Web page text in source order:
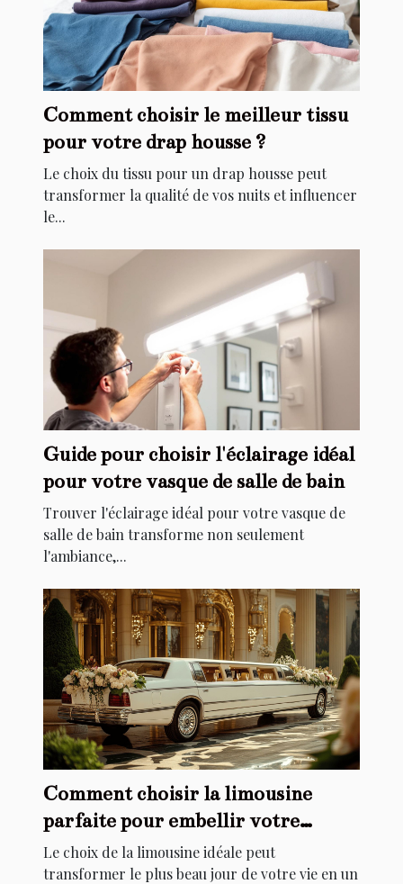
Comment choisir le meilleur tissu
pour votre drap housse ?
Le choix du tissu pour un drap housse peut
transformer la qualité de vos nuits et influencer
le...
Guide pour choisir l'éclairage idéal
pour votre vasque de salle de bain
Trouver l'éclairage idéal pour votre vasque de
salle de bain transforme non seulement
l'ambiance,...
Comment choisir la limousine
parfaite pour embellir votre
mariage
Le choix de la limousine idéale peut
transformer le plus beau jour de votre vie en un